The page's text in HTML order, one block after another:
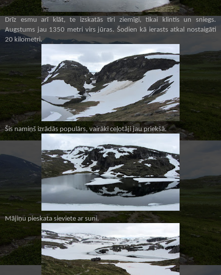
Drīz esmu arī klāt, te izskatās tīri ziemīgi, tikai klintis un sniegs.
Augstums jau 1350 metri virs jūras. Šodien kā ierasts atkal nostaigāti
20 kilometri.
Šis namiņš izrādās populārs, vairāki ceļotāji jau priekšā.
Mājiņu pieskata sieviete ar suni.